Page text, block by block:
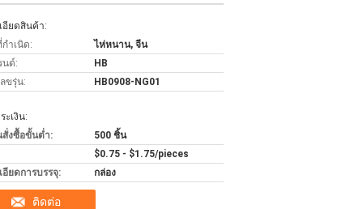
อียดสินค้า:
ำเนิด:
ไห่หนาน, จีน
นด์:
HB
ขรุ่น:
HB0908-NG01
ะเงิน:
งซื้อขั้นต่ำ:
500 ชิ้น
$0.75 - $1.75/pieces
อียดการบรรจุ:
กล่อง
ติดต่อ